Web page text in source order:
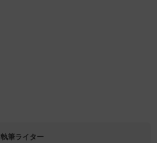
執筆ライター